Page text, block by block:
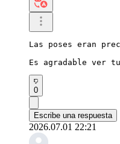
Las poses eran
Es agradable ver
0
Escribe una respuesta
2026.07.01 22:21